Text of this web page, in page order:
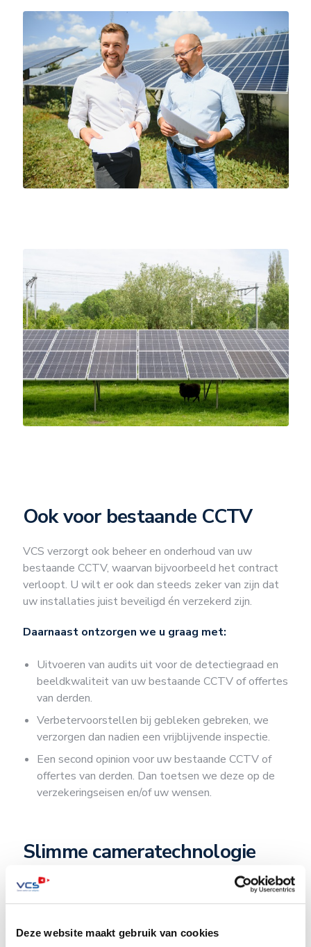
Deze website maakt gebruik van cookies
Ook voor bestaande CCTV
VCS verzorgt ook beheer en onderhoud van uw
bestaande CCTV, waarvan bijvoorbeeld het contract
verloopt. U wilt er ook dan steeds zeker van zijn dat
uw installaties juist beveiligd én verzekerd zijn.
Daarnaast ontzorgen we u graag met:
Uitvoeren van audits uit voor de detectiegraad en
beeldkwaliteit van uw bestaande CCTV of offertes
van derden.
Verbetervoorstellen bij gebleken gebreken, we
verzorgen dan nadien een vrijblijvende inspectie.
Een second opinion voor uw bestaande CCTV of
offertes van derden. Dan toetsen we deze op de
verzekeringseisen en/of uw wensen.
Slimme cameratechnologie
Voor de camerabeveiliging realiseert VCS een
combinatie van thermische en bestuurbare camera’s,
Observanten krijgen vanuit de juiste kijkhoeken een